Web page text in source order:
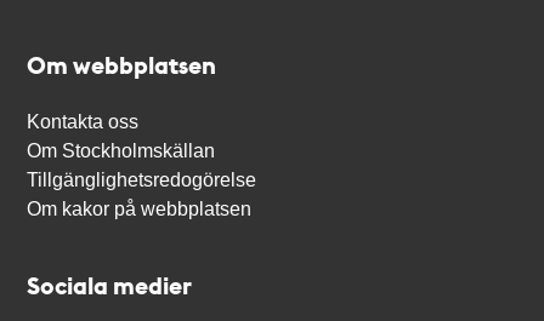
Om webbplatsen
Kontakta oss
Om Stockholmskällan
Tillgänglighetsredogörelse
Om kakor på webbplatsen
Sociala medier